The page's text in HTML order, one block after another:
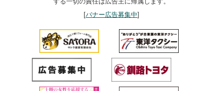
[バナー広告募集中]